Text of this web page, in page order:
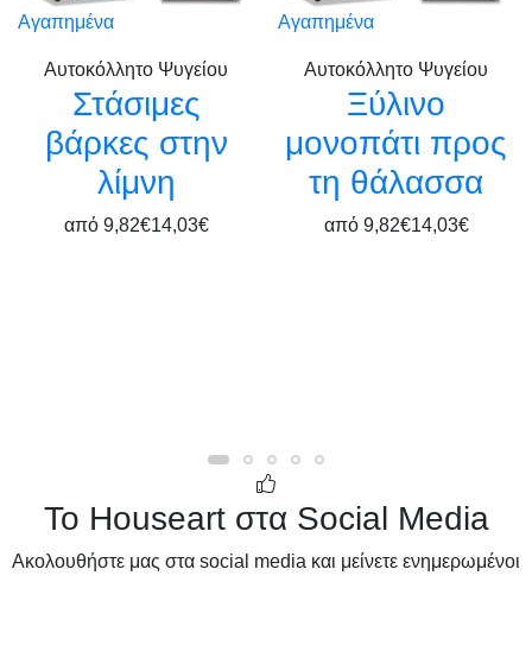
Αγαπημένα
Αυτοκόλλητο Ψυγείου
Στάσιμες
βάρκες στην
λίμνη
από 9,82€14,03€
Αγαπημένα
Αυτοκόλλητο Ψυγείου
Ξύλινο
μονοπάτι προς
τη θάλασσα
από 9,82€14,03€
Το Houseart στα Social Media
Ακολουθήστε μας στα social media και μείνετε ενημερωμένοι